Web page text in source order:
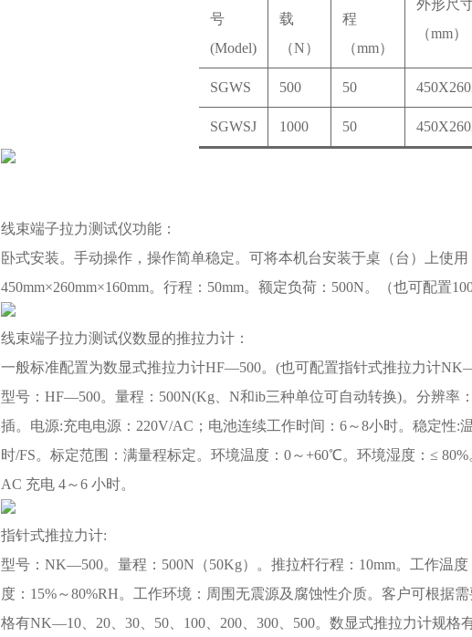
号
(Model)
载
（N）
程
（mm）
外形尺
（mm）
SGWS 500 50
SGWSJ 1000 50
线束端子拉力测试仪功能：
卧式安装。手动操作，操作简单稳定。可将本机台安装于桌（台）上使
450mm×260mm×160mm。行程：50mm。额定负荷：500N。（也可配置
线束端子拉力测试仪数显的推拉力计：
一般标准配置为数显式推拉力计HF—500。(也可配置指针式推拉力计
型号：HF—500。量程：500N(Kg、N和ib三种单位可自动转换)。分辨率
插。电源:充电电源：220V/AC；电池连续工作时间：6～8小时。稳定性
时/FS。标定范围：满量程标定。环境温度：0～+60℃。环境湿度：≤
AC 充电 4～6 小时。
指针式推拉力计:
型号：NK—500。量程：500N（50Kg）。推拉杆行程：10mm。工作
度：15%～80%RH。工作环境：周围无震源及腐蚀性介质。客户可根据
格有NK—10、20、30、50、100、200、300、500。数显式推拉力计规格